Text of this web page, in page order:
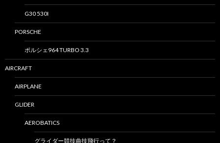
G30 530I
PORSCHE
ポルシェ964 TURBO 3.3
AIRCRAFT
AIRPLANE
GLIDER
AEROBATICS
グライダー競技曲技飛行って？